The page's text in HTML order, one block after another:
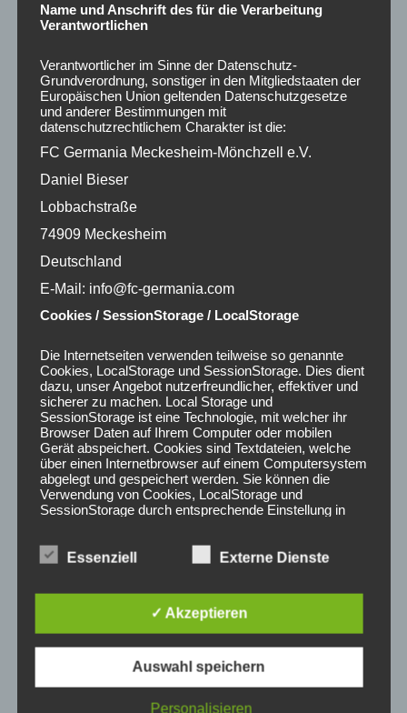
Name und Anschrift des für die Verarbeitung
Verantwortlichen
Verantwortlicher im Sinne der Datenschutz-
Grundverordnung, sonstiger in den Mitgliedstaaten der
Europäischen Union geltenden Datenschutzgesetze
und anderer Bestimmungen mit
datenschutzrechtlichem Charakter ist die:
FC Germania Meckesheim-Mönchzell e.V.
Daniel Bieser
Lobbachstraße
74909 Meckesheim
Deutschland
E-Mail: info@fc-germania.com
Cookies / SessionStorage / LocalStorage
Die Internetseiten verwenden teilweise so genannte
Cookies, LocalStorage und SessionStorage. Dies dient
dazu, unser Angebot nutzerfreundlicher, effektiver und
sicherer zu machen. Local Storage und
SessionStorage ist eine Technologie, mit welcher ihr
Browser Daten auf Ihrem Computer oder mobilen
Gerät abspeichert. Cookies sind Textdateien, welche
über einen Internetbrowser auf einem Computersystem
abgelegt und gespeichert werden. Sie können die
Verwendung von Cookies, LocalStorage und
SessionStorage durch entsprechende Einstellung in
Zahlreiche Internetseiten und Server verwenden
Cookies. Viele Cookies enthalten eine sogenannte
Kennung des Cookies. Sie besteht aus einer
Zeichenfolge, durch welche Internetseiten und
werden können, in dem das Cookie gespeichert
wurde. Dies ermöglicht es den besuchten
Essenziell Externe Dienste
✓ Akzeptieren
Auswahl speichern
Personalisieren